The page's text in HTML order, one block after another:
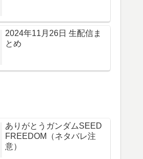
2024年11月26日 生配信ま
とめ
ありがとうガンダムSEED
FREEDOM（ネタバレ注
意）